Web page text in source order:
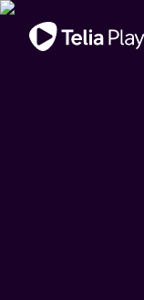
Viktigt meddelande